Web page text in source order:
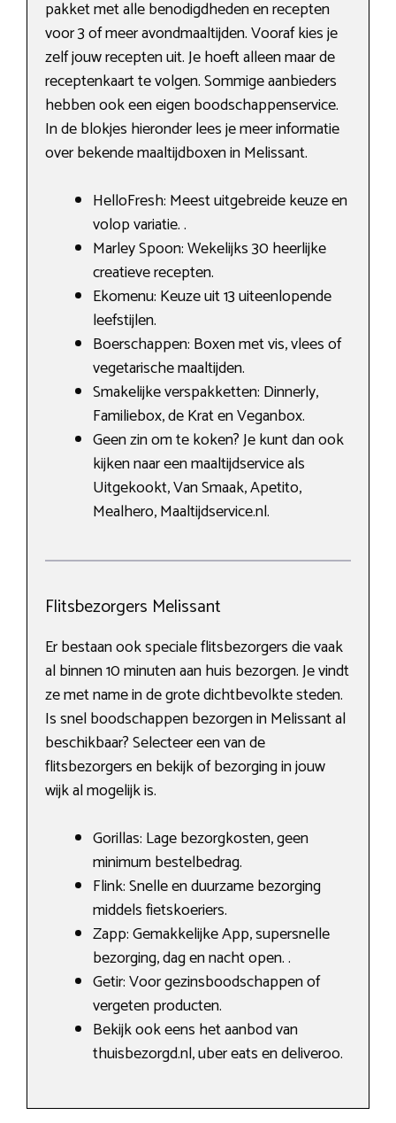
pakket met alle benodigdheden en recepten
voor 3 of meer avondmaaltijden. Vooraf kies je
zelf jouw recepten uit. Je hoeft alleen maar de
receptenkaart te volgen. Sommige aanbieders
hebben ook een eigen boodschappenservice.
In de blokjes hieronder lees je meer informatie
over bekende maaltijdboxen in Melissant.
HelloFresh: Meest uitgebreide keuze en
volop variatie. .
Marley Spoon: Wekelijks 30 heerlijke
creatieve recepten.
Ekomenu: Keuze uit 13 uiteenlopende
leefstijlen.
Boerschappen: Boxen met vis, vlees of
vegetarische maaltijden.
Smakelijke verspakketten: Dinnerly,
Familiebox, de Krat en Veganbox.
Geen zin om te koken? Je kunt dan ook
kijken naar een maaltijdservice als
Uitgekookt, Van Smaak, Apetito,
Mealhero, Maaltijdservice.nl.
Flitsbezorgers Melissant
Er bestaan ook speciale flitsbezorgers die vaak
al binnen 10 minuten aan huis bezorgen. Je vindt
ze met name in de grote dichtbevolkte steden.
Is snel boodschappen bezorgen in Melissant al
beschikbaar? Selecteer een van de
flitsbezorgers en bekijk of bezorging in jouw
wijk al mogelijk is.
Gorillas: Lage bezorgkosten, geen
minimum bestelbedrag.
Flink: Snelle en duurzame bezorging
middels fietskoeriers.
Zapp: Gemakkelijke App, supersnelle
bezorging, dag en nacht open. .
Getir: Voor gezinsboodschappen of
vergeten producten.
Bekijk ook eens het aanbod van
thuisbezorgd.nl, uber eats en deliveroo.